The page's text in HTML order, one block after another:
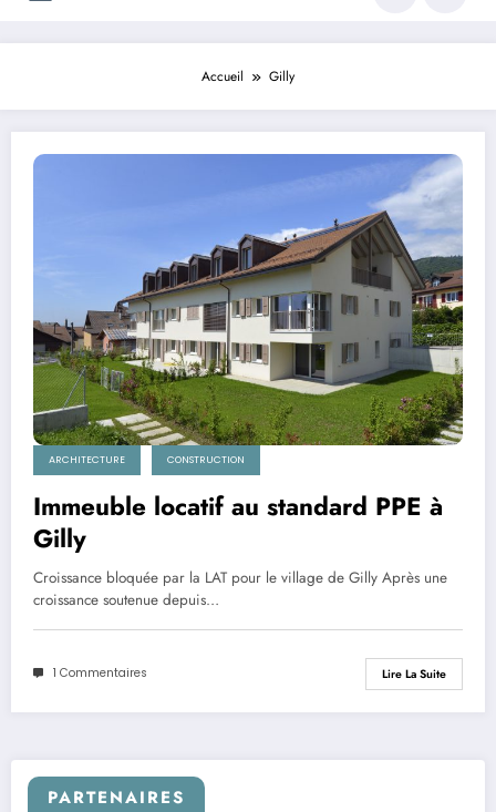
Accueil Gilly
ARCHITECTURE CONSTRUCTION
Immeuble locatif au standard PPE à
Gilly
Croissance bloquée par la LAT pour le village de Gilly Après une
croissance soutenue depuis…
1 Commentaires Lire La Suite
PARTENAIRES